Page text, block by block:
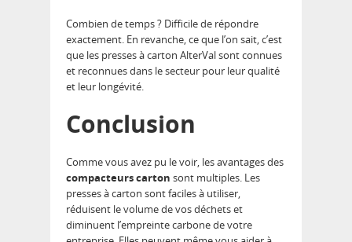
Combien de temps ? Difficile de répondre
exactement. En revanche, ce que l’on sait, c’est
que les presses à carton AlterVal sont connues
et reconnues dans le secteur pour leur qualité
et leur longévité.
Conclusion
Comme vous avez pu le voir, les avantages des
compacteurs carton sont multiples. Les
presses à carton sont faciles à utiliser,
réduisent le volume de vos déchets et
diminuent l’empreinte carbone de votre